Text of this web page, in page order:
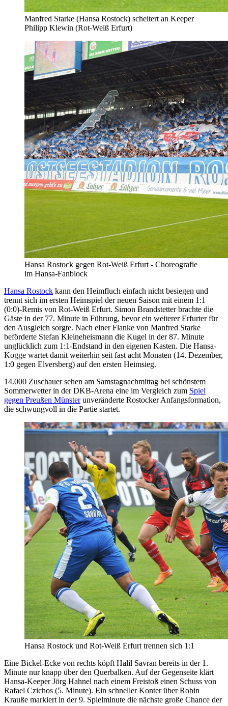
Manfred Starke (Hansa Rostock) scheitert an Keeper
Philipp Klewin (Rot-Weiß Erfurt)
Hansa Rostock gegen Rot-Weiß Erfurt - Choreografie
im Hansa-Fanblock
Hansa Rostock kann den Heimfluch einfach nicht besiegen und
trennt sich im ersten Heimspiel der neuen Saison mit einem 1:1
(0:0)-Remis von Rot-Weiß Erfurt. Simon Brandstetter brachte die
Gäste in der 77. Minute in Führung, bevor ein weiterer Erfurter für
den Ausgleich sorgte. Nach einer Flanke von Manfred Starke
beförderte Stefan Kleineheismann die Kugel in der 87. Minute
unglücklich zum 1:1-Endstand in den eigenen Kasten. Die Hansa-
Kogge wartet damit weiterhin seit fast acht Monaten (14. Dezember,
1:0 gegen Elversberg) auf den ersten Heimsieg.
14.000 Zuschauer sehen am Samstagnachmittag bei schönstem
Sommerwetter in der DKB-Arena eine im Vergleich zum Spiel
gegen Preußen Münsterunveränderte Rostocker Anfangsformation,
die schwungvoll in die Partie startet.
Hansa Rostock und Rot-Weiß Erfurt trennen sich 1:1
Eine Bickel-Ecke von rechts köpft Halil Savran bereits in der 1.
Minute nur knapp über den Querbalken. Auf der Gegenseite klärt
Hansa-Keeper Jörg Hahnel nach einem Freistoß einen Schuss von
Rafael Czichos (5. Minute). Ein schneller Konter über Robin
Krauße markiert in der 9. Spielminute die nächste große Chance der